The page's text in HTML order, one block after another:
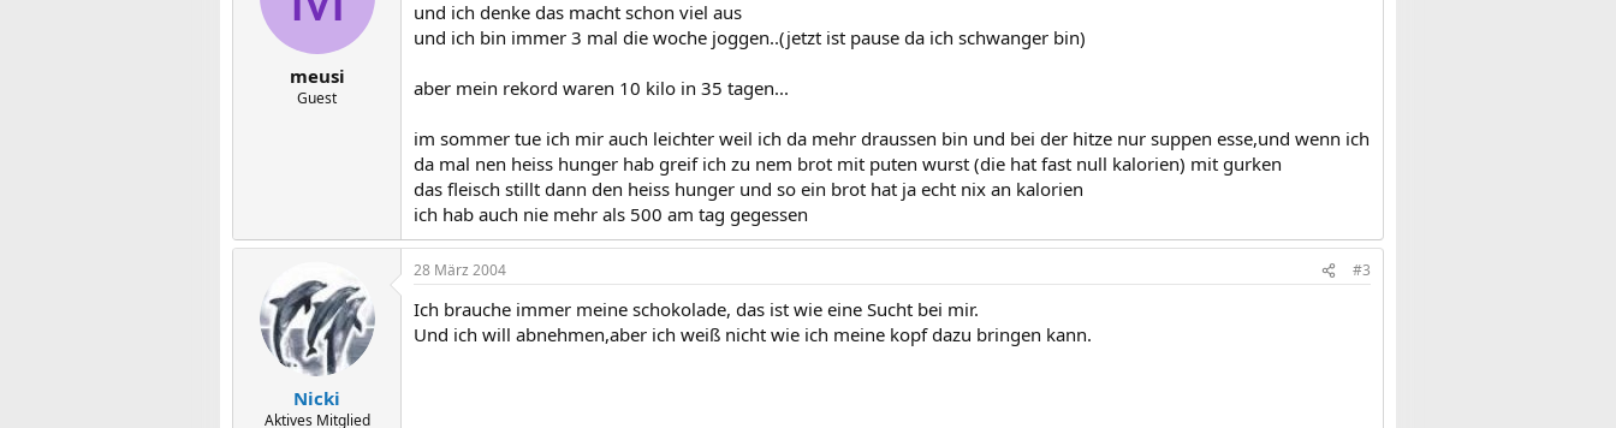
meusi
Guest
und ich denke das macht schon viel aus
und ich bin immer 3 mal die woche joggen..(jetzt ist pause da ich schwanger bin)
aber mein rekord waren 10 kilo in 35 tagen...
im sommer tue ich mir auch leichter weil ich da mehr draussen bin und bei der hitze nur suppen esse,und wenn ich
da mal nen heiss hunger hab greif ich zu nem brot mit puten wurst (die hat fast null kalorien) mit gurken
das fleisch stillt dann den heiss hunger und so ein brot hat ja echt nix an kalorien
ich hab auch nie mehr als 500 am tag gegessen
Nicki
Aktives Mitglied
28 März 2004 #3
Ich brauche immer meine schokolade, das ist wie eine Sucht bei mir.
Und ich will abnehmen,aber ich weiß nicht wie ich meine kopf dazu bringen kann.